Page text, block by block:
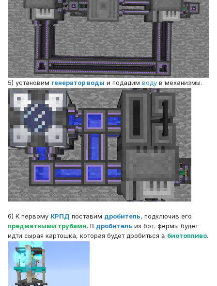
5) установим генератор воды и подадим воду в механизмы.
6) К первому КРПД поставим дробитель, подключив его
предметными трубами. В дробитель из бот. фермы будет
идти сырая картошка, которая будет дробиться в биотопливо.